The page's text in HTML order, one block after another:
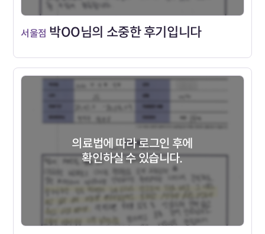
서울점 박OO님의 소중한 후기입니다
의료법에 따라 로그인 후에
확인하실 수 있습니다.